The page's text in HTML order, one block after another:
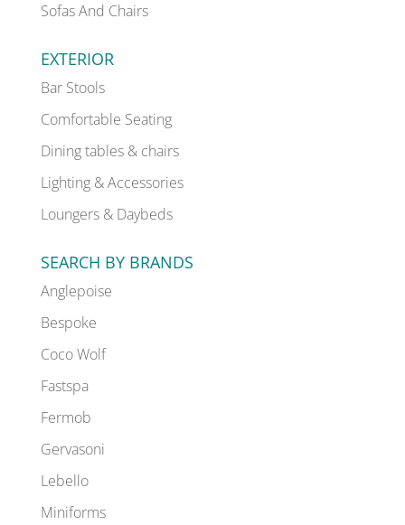
Sofas And Chairs
EXTERIOR
Bar Stools
Comfortable Seating
Dining tables & chairs
Lighting & Accessories
Loungers & Daybeds
SEARCH BY BRANDS
Anglepoise
Bespoke
Coco Wolf
Fastspa
Fermob
Gervasoni
Lebello
Miniforms